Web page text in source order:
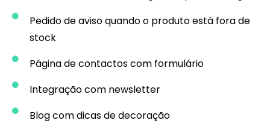
Pedido de aviso quando o produto está fora de
stock
Página de contactos com formulário
Integração com newsletter
Blog com dicas de decoração